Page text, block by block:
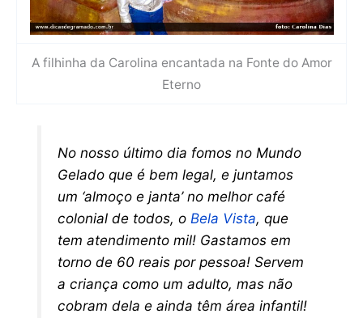
A filhinha da Carolina encantada na Fonte do Amor
Eterno
No nosso último dia fomos no Mundo
Gelado que é bem legal, e juntamos
um ‘almoço e janta’ no melhor café
colonial de todos, o Bela Vista, que
tem atendimento mil! Gastamos em
torno de 60 reais por pessoa! Servem
a criança como um adulto, mas não
cobram dela e ainda têm área infantil!